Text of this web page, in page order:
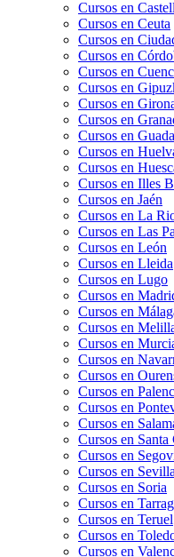
Cursos en
Cursos en Ceuta
Cursos en
Cursos en
Cursos en
Cursos en
Cursos en
Cursos en
Cursos en
Cursos en
Cursos en
Cursos en Illes
Cursos en Jaén
Cursos en La
Cursos en Las
Cursos en León
Cursos en Lleida
Cursos en Lugo
Cursos en
Cursos en
Cursos en
Cursos en
Cursos en
Cursos en
Cursos en
Cursos en
Cursos en
Cursos en
Cursos en
Cursos en Sevilla
Cursos en Soria
Cursos en
Cursos en Teruel
Cursos en
Cursos en